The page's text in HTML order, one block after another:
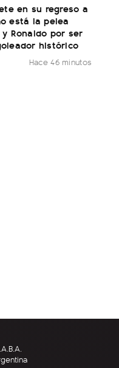
en su regreso a
está la pelea
Ronaldo por ser
histórico
Hace 46 minutos